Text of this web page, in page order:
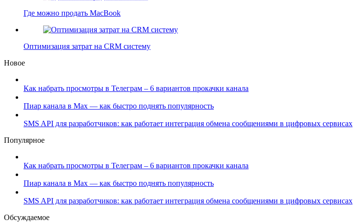
Где можно продать MacBook
Оптимизация затрат на CRM систему
Новое
Как набрать просмотры в Телеграм – 6 вариантов прокачки канала
Пиар канала в Max — как быстро поднять популярность
SMS API для разработчиков: как работает интеграция обмена сообщениями в цифровых сервисах
Популярное
Как набрать просмотры в Телеграм – 6 вариантов прокачки канала
Пиар канала в Max — как быстро поднять популярность
SMS API для разработчиков: как работает интеграция обмена сообщениями в цифровых сервисах
Обсуждаемое